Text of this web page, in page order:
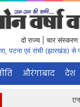
दो राज्य | चार संस्करण
पटना एवं रांची (झारखंड) से
औरंगाबाद देश